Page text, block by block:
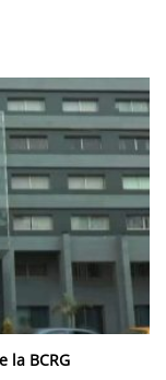
la BCRG